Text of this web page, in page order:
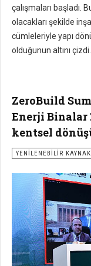
çalışmaları başladı.
olacakları şekilde
cümleleriyle yapı
olduğunun altını çizdi.
ZeroBuild
Enerji
kentsel
YENILENEBILIR